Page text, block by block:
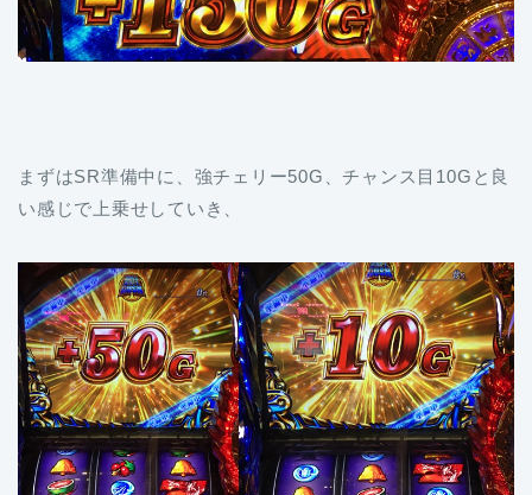
まずはSR準備中に、強チェリー50G、チャンス目10Gと良
い感じで上乗せしていき、